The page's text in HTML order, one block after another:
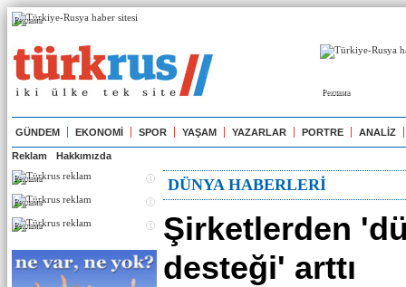
Реклама
Реклама
GÜNDEM EKONOMİ SPOR YAŞAM YAZARLAR PORTRE ANALİZ
Reklam Hakkımızda
Реклама
Реклама
Реклама
DÜNYA HABERLERİ
Şirketlerden
desteği' arttı